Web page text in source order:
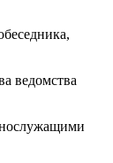
ведомства